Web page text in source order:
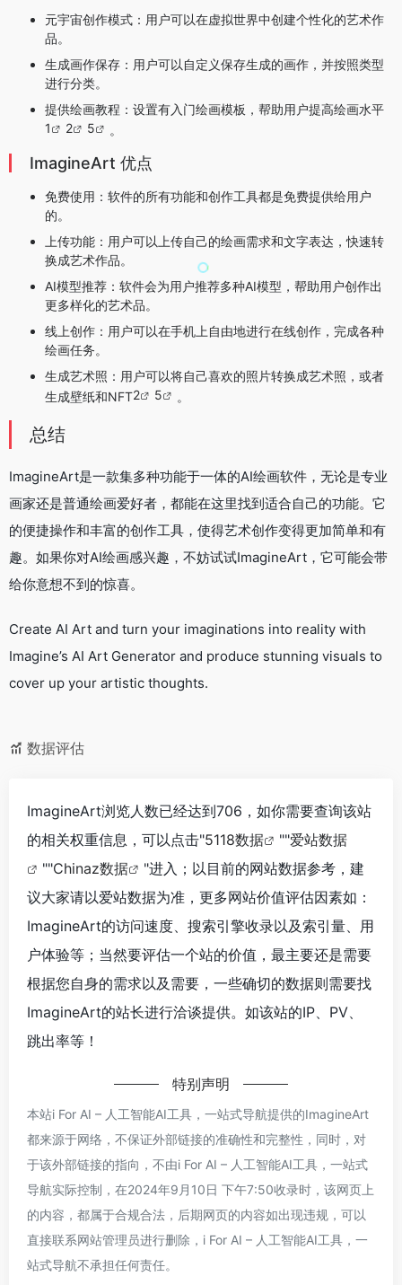
元宇宙创作模式：用户可以在虚拟世界中创建个性化的艺术作
品。
生成画作保存：用户可以自定义保存生成的画作，并按照类型
进行分类。
提供绘画教程：设置有入门绘画模板，帮助用户提高绘画水平
1
2 5 。
ImagineArt 优点
免费使用：软件的所有功能和创作工具都是免费提供给用户
的。
上传功能：用户可以上传自己的绘画需求和文字表达，快速转
换成艺术作品。
AI模型推荐：软件会为用户推荐多种AI模型，帮助用户创作出
更多样化的艺术品。
线上创作：用户可以在手机上自由地进行在线创作，完成各种
绘画任务。
生成艺术照：用户可以将自己喜欢的照片转换成艺术照，或者
生成壁纸和NFT2 5 。
总结
ImagineArt是一款集多种功能于一体的AI绘画软件，无论是专业
画家还是普通绘画爱好者，都能在这里找到适合自己的功能。它
的便捷操作和丰富的创作工具，使得艺术创作变得更加简单和有
趣。如果你对AI绘画感兴趣，不妨试试ImagineArt，它可能会带
给你意想不到的惊喜。
Create AI Art and turn your imaginations into reality with
Imagine’s AI Art Generator and produce stunning visuals to
cover up your artistic thoughts.
数据评估
ImagineArt浏览人数已经达到706，如你需要查询该站
的相关权重信息，可以点击"5118数据 ""爱站数据
""Chinaz数据
"进入；以目前的网站数据参考，建
议大家请以爱站数据为准，更多网站价值评估因素如：
ImagineArt的访问速度、搜索引擎收录以及索引量、用
户体验等；当然要评估一个站的价值，最主要还是需要
根据您自身的需求以及需要，一些确切的数据则需要找
ImagineArt的站长进行洽谈提供。如该站的IP、PV、
跳出率等！
特别声明
本站i For AI – 人工智能AI工具，一站式导航提供的ImagineArt
都来源于网络，不保证外部链接的准确性和完整性，同时，对
于该外部链接的指向，不由i For AI – 人工智能AI工具，一站式
导航实际控制，在2024年9月10日 下午7:50收录时，该网页上
的内容，都属于合规合法，后期网页的内容如出现违规，可以
直接联系网站管理员进行删除，i For AI – 人工智能AI工具，一
站式导航不承担任何责任。